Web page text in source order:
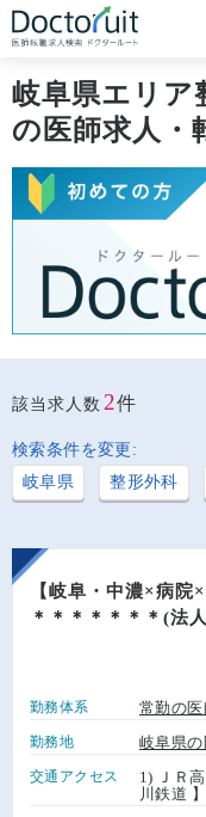
[
[
[非
[
岐阜県エリア
の医師求人・
該当求人数 2件
検索条件を変更:
岐阜県
整形外科
【岐阜・中濃×病
＊＊＊＊＊＊＊(法
勤務体系 常勤の医
勤務地 岐阜県の
交通アクセス
1) ＪＲ
川鉄道 】